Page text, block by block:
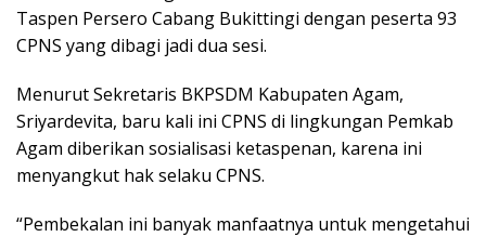
Taspen Persero Cabang Bukittingi dengan peserta 93
CPNS yang dibagi jadi dua sesi.
Menurut Sekretaris BKPSDM Kabupaten Agam,
Sriyardevita, baru kali ini CPNS di lingkungan Pemkab
Agam diberikan sosialisasi ketaspenan, karena ini
menyangkut hak selaku CPNS.
“Pembekalan ini banyak manfaatnya untuk mengetahui